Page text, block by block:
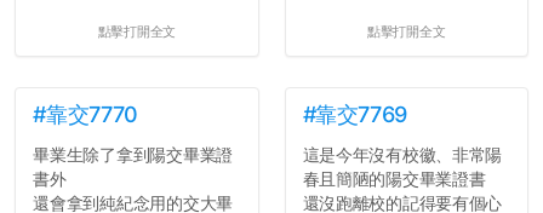
點擊打開全文 點擊打開全文
#靠交7770
畢業生除了拿到陽交畢業證
書外
還會拿到純紀念用的交大畢
#靠交7769
這是今年沒有校徽、非常陽
春且簡陋的陽交畢業證書
還沒跑離校的記得要有個心